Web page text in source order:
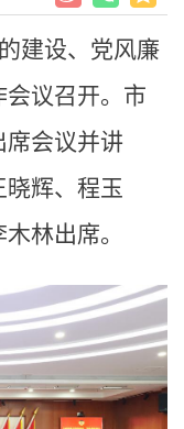
建设、党风廉
议召开。市
席会议并讲
辉、程玉
林出席。